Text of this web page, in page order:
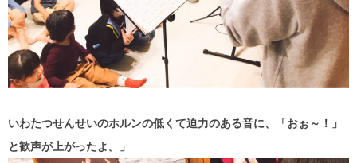
いわたつせんせいのホルンの低くて迫力のある音に、「おぉ～！」
と歓声が上がったよ。」